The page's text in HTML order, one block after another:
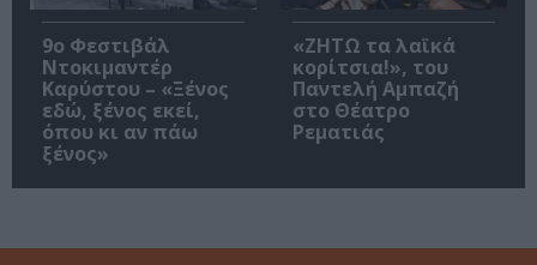
9ο Φεστιβάλ
Ντοκιμαντέρ
Καρύστου – «Ξένος
εδώ, ξένος εκεί,
όπου κι αν πάω
ξένος»
«ΖΗΤΩ τα λαϊκά
κορίτσια!», του
Παντελή Αμπαζή
στο Θέατρο
Ρεματιάς